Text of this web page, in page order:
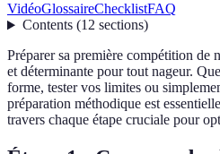
VidéoGlossaireChecklistFAQ
Contents(12 sections)
Préparer sa première compétition de
et déterminante pour tout nageur.
forme, tester vos limites ou
préparation méthodique est
travers chaque étape cruciale pour